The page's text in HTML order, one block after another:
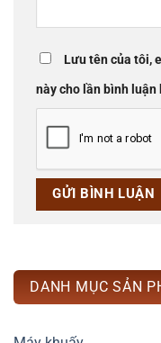
Lưu tên của tôi,
này cho lần bình luận
DANH MỤC SẢN